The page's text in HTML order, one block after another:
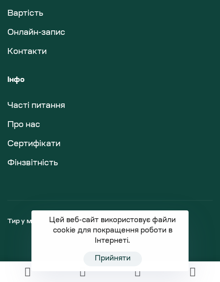
Вартість
Онлайн-запис
Контакти
Інфо
Часті питання
Про нас
Сертифікати
Фінзвітність
Тир у м.Дніпро Магазин зброї
Цей веб-сайт використовує файли
cookie для покращення роботи в
Інтернеті.
Прийняти